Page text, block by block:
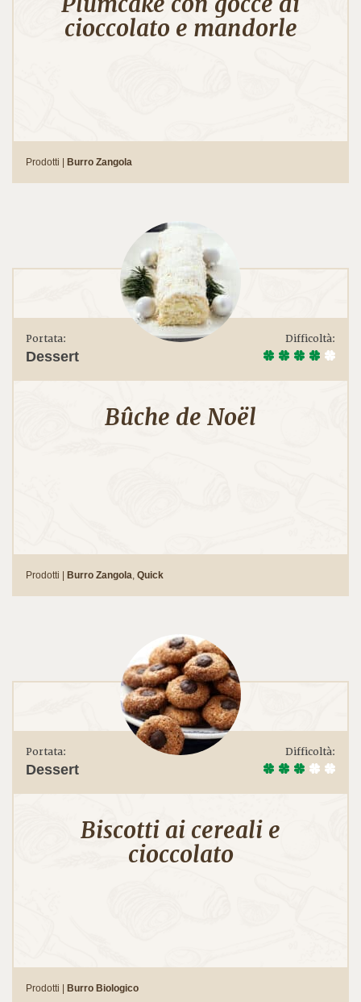
cioccolato e mandorle
Prodotti | Burro Zangola
Portata:
Dessert
Difficoltà:
Bûche de Noël
Prodotti | Burro Zangola Quick
Portata:
Dessert
Difficoltà:
Biscotti ai cereali e
cioccolato
Prodotti | Burro Biologico